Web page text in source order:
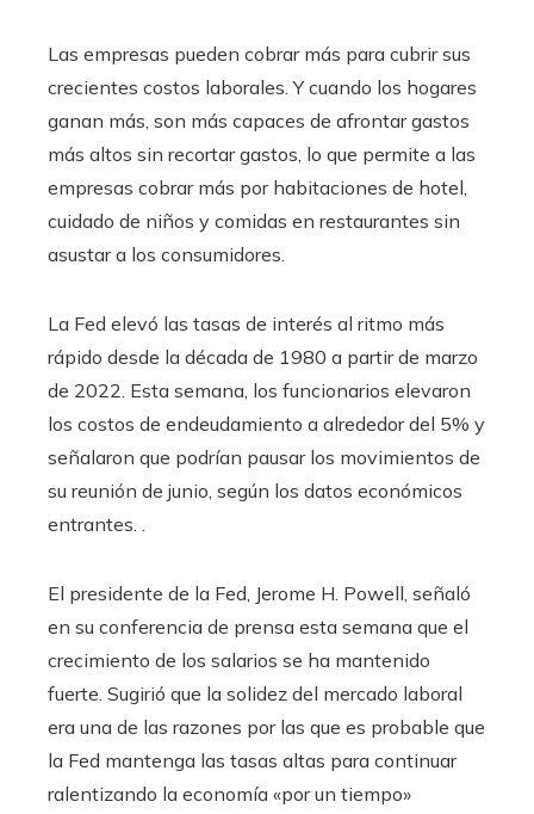
Las empresas pueden cobrar más para cubrir sus
crecientes costos laborales. Y cuando los hogares
ganan más, son más capaces de afrontar gastos
más altos sin recortar gastos, lo que permite a las
empresas cobrar más por habitaciones de hotel,
cuidado de niños y comidas en restaurantes sin
asustar a los consumidores.
La Fed elevó las tasas de interés al ritmo más
rápido desde la década de 1980 a partir de marzo
de 2022. Esta semana, los funcionarios elevaron
los costos de endeudamiento a alrededor del 5% y
señalaron que podrían pausar los movimientos de
su reunión de junio, según los datos económicos
entrantes. .
El presidente de la Fed, Jerome H. Powell, señaló
en su conferencia de prensa esta semana que el
crecimiento de los salarios se ha mantenido
fuerte. Sugirió que la solidez del mercado laboral
era una de las razones por las que es probable que
la Fed mantenga las tasas altas para continuar
ralentizando la economía «por un tiempo»